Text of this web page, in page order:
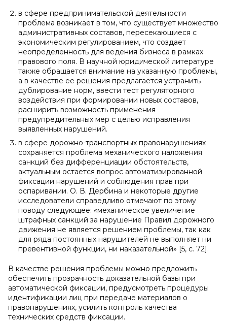
в сфере предпринимательской деятельности
проблема возникает в том, что существует множество
административных составов, пересекающиеся с
экономическим регулированием, что создает
неопределенность для ведения бизнеса в рамках
правового поля. В научной юридической литературе
также обращается внимание на указанную проблемы,
а в качестве ее решения предлагается устранить
дублирование норм, ввести тест регуляторного
воздействия при формировании новых составов,
расширить возможность применения
предупредительных мер с целью исправления
выявленных нарушений.
в сфере дорожно-транспортных правонарушениях
сохраняется проблема механического наложения
санкций без дифференциации обстоятельств,
актуальным остается вопрос автоматизированной
фиксации нарушений и соблюдения прав при
оспаривании. О. В. Дербина и некоторые другие
исследователи справедливо отмечают по этому
поводу следующее: «механическое увеличение
штрафных санкций за нарушение Правил дорожного
движения не является решением проблемы, так как
для ряда постоянных нарушителей не выполняет ни
превентивной функции, ни наказательной» [5, с. 72].
В качестве решения проблемы можно предложить
обеспечить прозрачность доказательной базы при
автоматической фиксации, предусмотреть процедуры
идентификации лиц при передаче материалов о
правонарушениях, усилить контроль качества
технических средств фиксации.